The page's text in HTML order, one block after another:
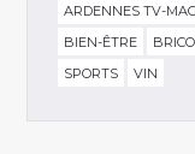
ARDENNES TV-
BIEN-ÊTRE
SPORTS
VIN